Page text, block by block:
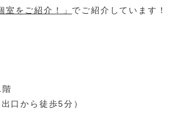
室をご紹介！」 でご紹介しています！
口から徒歩5分）